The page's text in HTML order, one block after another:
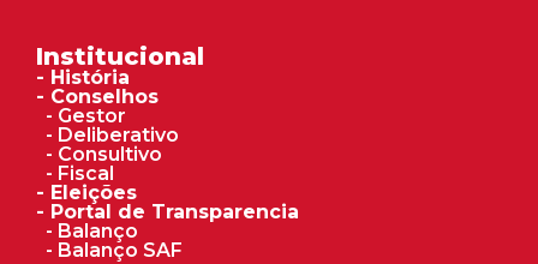
Institucional
- História
- Conselhos
- Gestor
- Deliberativo
- Consultivo
- Fiscal
- Eleições
- Portal de Transparencia
- Balanço
- Balanço SAF